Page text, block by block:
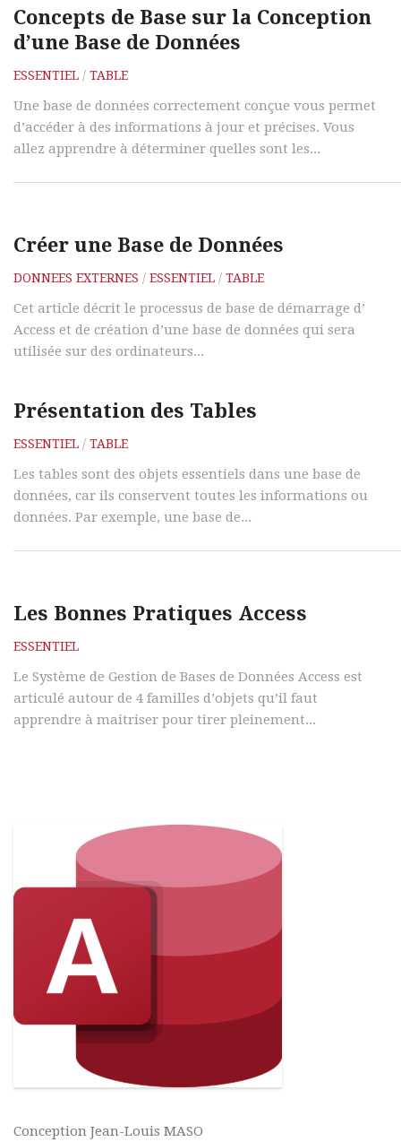
Concepts de Base sur la Conception
d’une Base de Données
ESSENTIEL / TABLE
Une base de données correctement conçue vous permet
d’accéder à des informations à jour et précises. Vous
allez apprendre à déterminer quelles sont les...
Créer une Base de Données
DONNEES EXTERNES / ESSENTIEL / TABLE
Cet article décrit le processus de base de démarrage d’
Access et de création d’une base de données qui sera
utilisée sur des ordinateurs...
Présentation des Tables
ESSENTIEL / TABLE
Les tables sont des objets essentiels dans une base de
données, car ils conservent toutes les informations ou
données. Par exemple, une base de...
Les Bonnes Pratiques Access
ESSENTIEL
Le Système de Gestion de Bases de Données Access est
articulé autour de 4 familles d’objets qu’il faut
apprendre à maitriser pour tirer pleinement...
Conception Jean-Louis MASO